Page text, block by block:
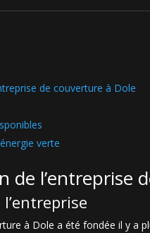
de couverture à Dole
verte
de l’entreprise
à Dole a été fondée il y a